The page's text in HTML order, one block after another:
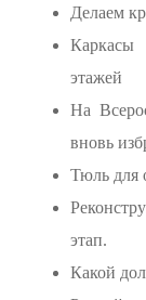
Делаем
этажей
На
вновь
Тюль для
этап.
Какой